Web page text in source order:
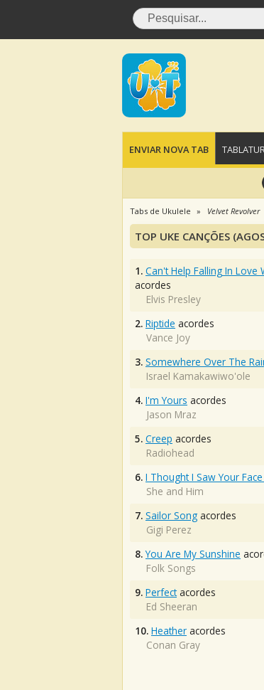
ENVIAR NOVA TAB
Tabs de Ukulele Velvet Revolver
TOP UKE CANÇÕES
1. Can't Help Falling In Love
acordes
Elvis Presley
2. Riptide acordes
Vance Joy
3. Somewhere Over The
Israel Kamakawiwo'ole
4. I'm Yours acordes
Jason Mraz
5. Creep acordes
Radiohead
6. I Thought I Saw Your
She and Him
7. Sailor Song acordes
Gigi Perez
8. You Are My Sunshine
Folk Songs
9. Perfectacordes
Ed Sheeran
10. Heather acordes
Conan Gray